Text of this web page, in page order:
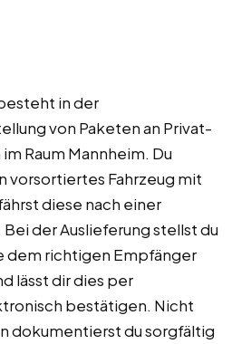
in der
von Paketen an Privat-
Raum Mannheim. Du
vorsortiertes Fahrzeug mit
diese nach einer
der Auslieferung stellst du
dem richtigen Empfänger
lässt dir dies per
bestätigen. Nicht
dokumentierst du sorgfältig